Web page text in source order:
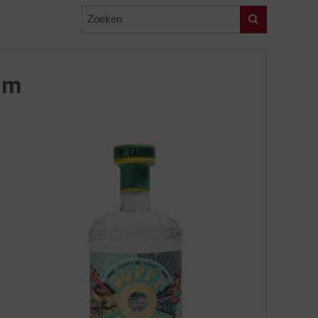
Zoeken